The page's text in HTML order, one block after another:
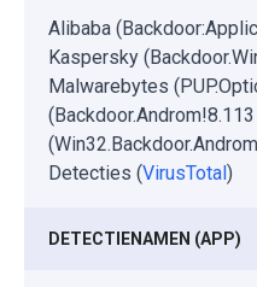
Alibaba
Kaspersky
Malwarebytes
Detecties (VirusTotal)
DETECTIENAMEN (APP)